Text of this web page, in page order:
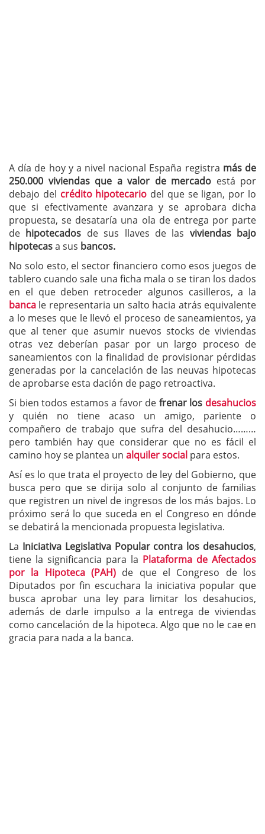
A día de hoy y a nivel nacional España registra más de
250.000 viviendas que a valor de mercado está por
debajo del crédito hipotecario del que se ligan, por lo
que si efectivamente avanzara y se aprobara dicha
propuesta, se desataría una ola de entrega por parte
de hipotecados de sus llaves de las viviendas bajo
hipotecasa sus bancos.
No solo esto, el sector financiero como esos juegos de
tablero cuando sale una ficha mala o se tiran los dados
en el que deben retroceder algunos casilleros, a la
banca le representaria un salto hacia atrás equivalente
a lo meses que le llevó el proceso de saneamientos, ya
que al tener que asumir nuevos stocks de viviendas
otras vez deberían pasar por un largo proceso de
saneamientos con la finalidad de provisionar pérdidas
generadas por la cancelación de las neuvas hipotecas
de aprobarse esta dación de pago retroactiva.
Si bien todos estamos a favor de frenar los desahucios
y quién no tiene acaso un amigo, pariente o
compañero de trabajo que sufra del desahucio………
pero también hay que considerar que no es fácil el
camino hoy se plantea un alquiler social para estos.
Así es lo que trata el proyecto de ley del Gobierno, que
busca pero que se dirija solo al conjunto de familias
que registren un nivel de ingresos de los más bajos. Lo
próximo será lo que suceda en el Congreso en dónde
se debatirá la mencionada propuesta legislativa.
La Iniciativa Legislativa Popular contra los desahucios,
tiene la significancia para la Plataforma de Afectados
por la Hipoteca (PAH) de que el Congreso de los
Diputados por fin escuchara la iniciativa popular que
busca aprobar una ley para limitar los desahucios,
además de darle impulso a la entrega de viviendas
como cancelación de la hipoteca. Algo que no le cae en
gracia para nada a la banca.